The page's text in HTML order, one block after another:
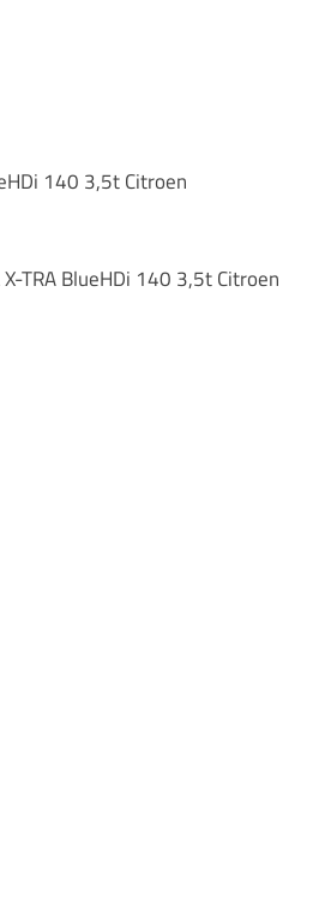
140 3,5t Citroen
TRA BlueHDi 140 3,5t Citroen